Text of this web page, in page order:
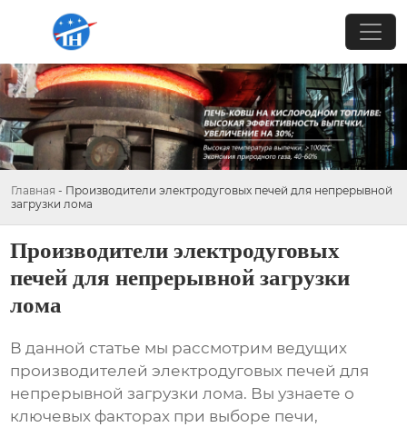
Главная - Производители электродуговых печей для непрерывной
загрузки лома
Производители электродуговых
печей для непрерывной загрузки
лома
В данной статье мы рассмотрим ведущих
производителей электродуговых печей для
непрерывной загрузки лома. Вы узнаете о
ключевых факторах при выборе печи,